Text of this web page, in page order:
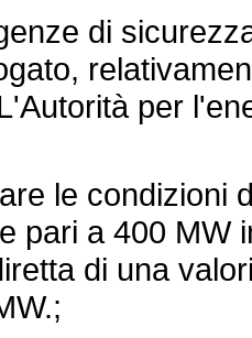
di
per
le condizioni
pari a 400 MW
di una